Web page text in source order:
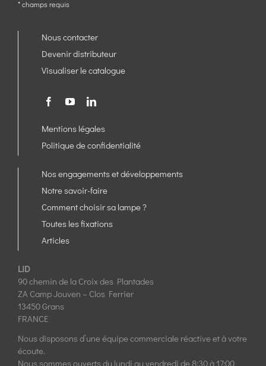
* champs requis
Nous contacter
Devenir distributeur
Visualiser le catalogue
Mentions légales
Politique de confidentialité
Nos engagements et développements
Notre savoir-faire
Comment choisir sa lampe ?
Toutes les fixations
Articles
LiD
90 chemin de la Croix des Plantades
ZA Camp Jouven – Clos Ferrier
13450 Grans
FRANCE
Nous disposons d’une équipe commerciale réactive et à votre
écoute.
Nous sommes ouverts du lundi au vendredi de 8:30 à 17:00